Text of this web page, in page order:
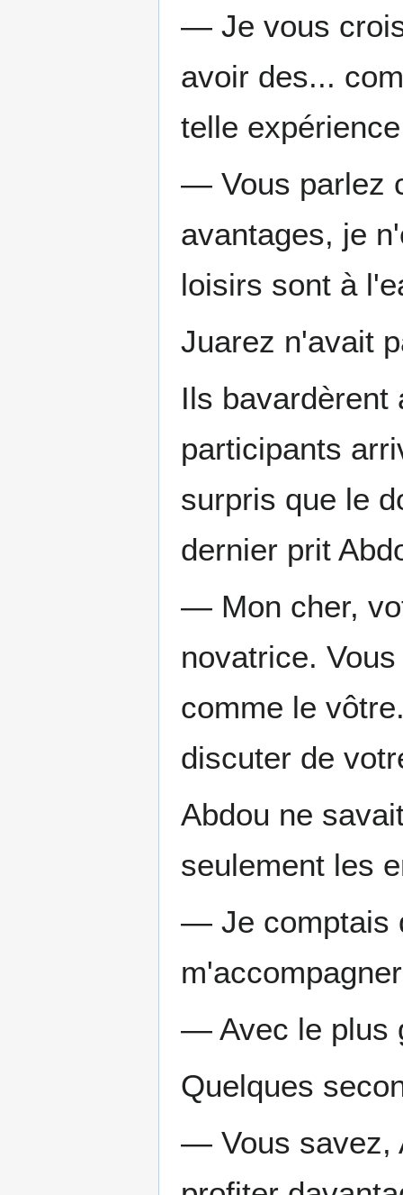
— Je vous
avoir des...
telle
— Vous parlez
avantages, je
loisirs sont à
Juarez n'avait
Ils bavardèrent
participants
surpris que le
dernier prit
— Mon cher,
novatrice.
comme le
discuter de
Abdou ne
seulement les
— Je comptais
— Avec le plus
Quelques
— Vous savez,